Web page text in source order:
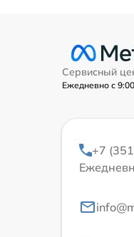
Сервисный
Ежедневно с
+7